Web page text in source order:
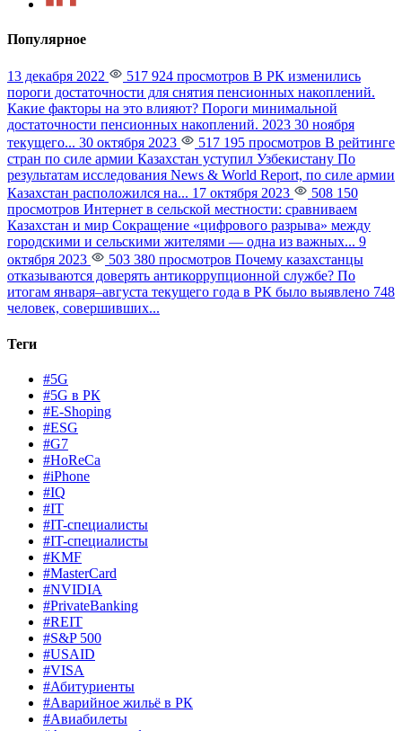
Популярное
13 декабря 2022 517 924 просмотров В РК изменились
пороги достаточности для снятия пенсионных накоплений.
Какие факторы на это влияют? Пороги минимальной
достаточности пенсионных накоплений. 2023 30 ноября
текущего... 30 октября 2023 517 195 просмотров В рейтинге
стран по силе армии Казахстан уступил Узбекистану По
результатам исследования News & World Report, по силе армии
Казахстан расположился на... 17 октября 2023
508 150
просмотров Интернет в сельской местности: сравниваем
Казахстан и мир Сокращение «цифрового разрыва» между
городскими и сельскими жителями — одна из важных... 9
октября 2023
503 380 просмотров Почему казахстанцы
отказываются доверять антикоррупционной службе? По
итогам января–августа текущего года в РК было выявлено 748
человек, совершивших...
Теги
#5G
#5G в РК
#E-Shoping
#ESG
#G7
#HoReCa
#iPhone
#IQ
#IT
#IT-специалисты
#IT-специалисты
#KMF
#MasterCard
#NVIDIA
#PrivateBanking
#REIT
#S&P 500
#USAID
#VISA
#Абитуриенты
#Аварийное жильё в РК
#Авиабилеты